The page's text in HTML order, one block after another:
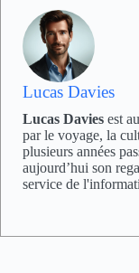
Lucas Davies
Lucas Davies est
par le voyage, la
plusieurs années
aujourd’hui son
service de